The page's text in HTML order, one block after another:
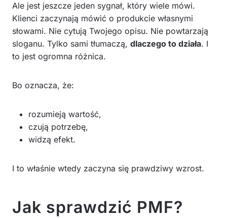
Ale jest jeszcze jeden sygnał, który wiele mówi.
Klienci zaczynają mówić o produkcie własnymi
słowami. Nie cytują Twojego opisu. Nie powtarzają
sloganu. Tylko sami tłumaczą, dlaczego to działa. I
to jest ogromna różnica.
Bo oznacza, że:
rozumieją wartość,
czują potrzebę,
widzą efekt.
I to właśnie wtedy zaczyna się prawdziwy wzrost.
Jak sprawdzić PMF?